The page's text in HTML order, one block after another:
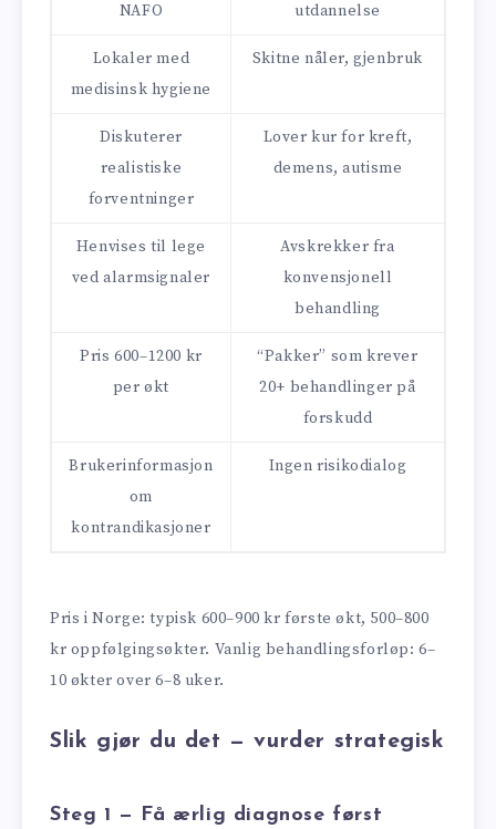
NAFO
utdannelse
Lokaler med
medisinsk hygiene
Skitne nåler, gjenbruk
Diskuterer
realistiske
forventninger
Lover kur for kreft,
demens, autisme
Henvises til lege
ved alarmsignaler
Avskrekker fra
konvensjonell
behandling
Pris 600–1200 kr
per økt
“Pakker” som krever
20+ behandlinger på
forskudd
Brukerinformasjon
om
kontrandikasjoner
Ingen risikodialog
Pris i Norge: typisk 600–900 kr første økt, 500–800
kr oppfølgings­økter. Vanlig behandlingsforløp: 6–
10 økter over 6–8 uker.
Slik gjør du det — vurder strategisk
Steg 1 — Få ærlig diagnose først